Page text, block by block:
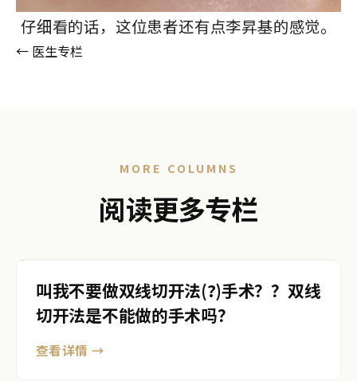
仔细看的话，这位患者还有点李昇基的感觉。
← 医生专栏
MORE COLUMNS
阅读更多专栏
叫我不要做双线切开法(?)手术？？双线
切开法是不能做的手术吗？
查看详情 →